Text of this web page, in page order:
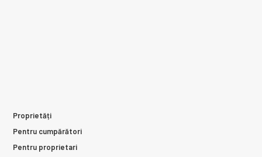
Proprietăți
Pentru cumpărători
Pentru proprietari